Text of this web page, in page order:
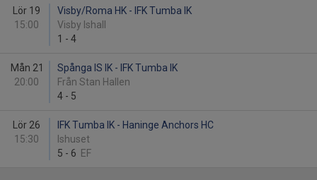
Lör 19
15:00
Visby/Roma HK - IFK Tumba IK
Visby Ishall
1 - 4
Mån 21
20:00
Spånga IS IK - IFK Tumba IK
Från Stan Hallen
4 - 5
Lör 26
15:30
IFK Tumba IK - Haninge Anchors HC
Ishuset
5 - 6 EF